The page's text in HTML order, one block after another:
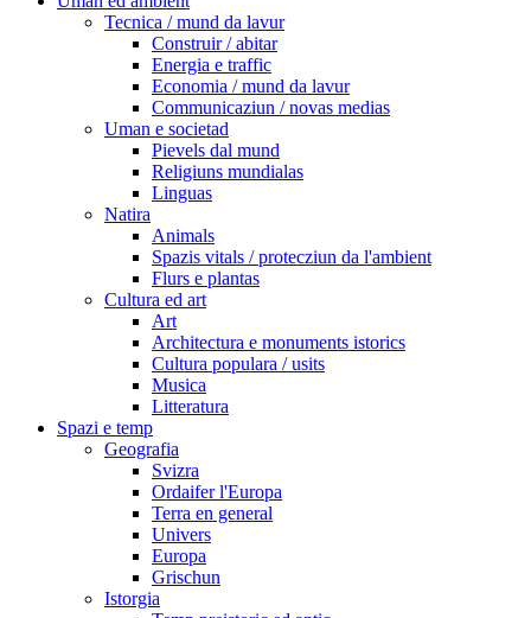
Tecnica / mund da lavur
Construir / abitar
Energia e traffic
Economia / mund da lavur
Communicaziun / novas medias
Uman e societad
Pievels dal mund
Religiuns mundialas
Linguas
Natira
Animals
Spazis vitals / protecziun da l'ambient
Flurs e plantas
Cultura ed art
Art
Architectura e monuments istorics
Cultura populara / usits
Musica
Litteratura
Spazi e temp
Geografia
Svizra
Ordaifer l'Europa
Terra en general
Univers
Europa
Grischun
Istorgia